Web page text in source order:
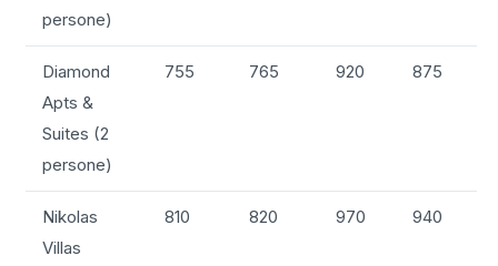
persone)
Diamond
Apts &
Suites (2
persone)
755 765 920 875
Nikolas
Villas
810 820 970 940